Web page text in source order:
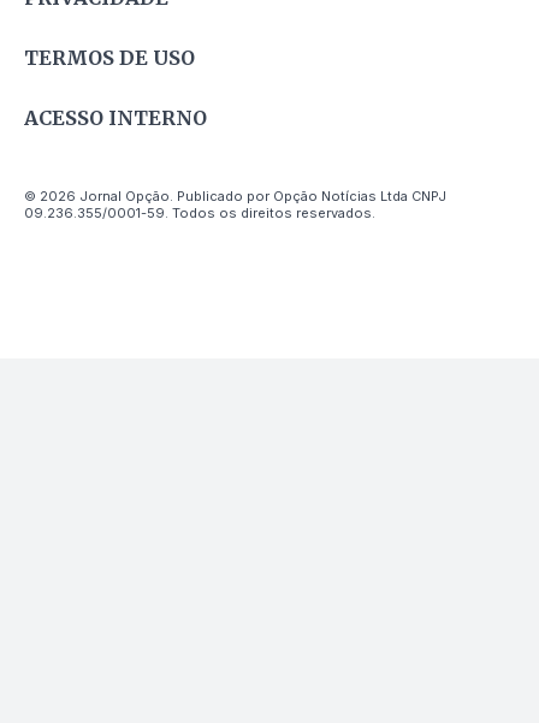
TERMOS DE USO
ACESSO INTERNO
© 2026 Jornal Opção. Publicado por Opção Notícias Ltda CNPJ
09.236.355/0001-59. Todos os direitos reservados.